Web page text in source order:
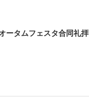
ータムフェスタ合同礼拝